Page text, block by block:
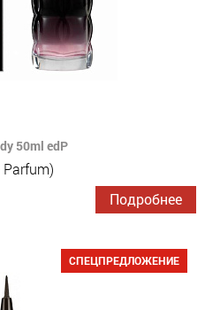
50ml edP
Подробнее
СПЕЦПРЕДЛОЖЕНИЕ